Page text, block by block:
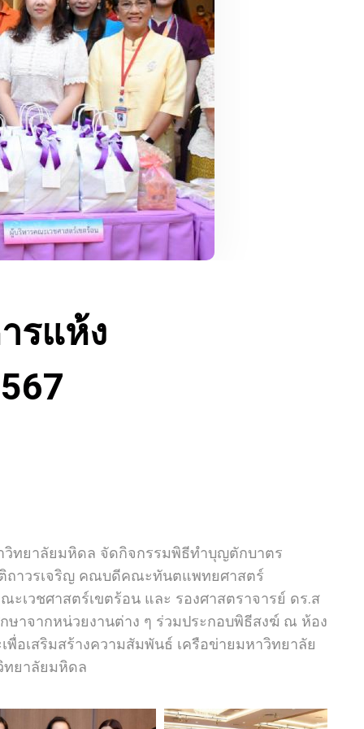
รแห้ง
ทยาลัยมหิดล จัดกิจกรรมพิธีทำบุญตักบาตร
ถาวรเจริญ คณบดีคณะทันตแพทยศาสตร์
วชศาสตร์เขตร้อน และ รองศาสตราจารย์ ดร.ส
จากหน่วยงานต่าง ๆ ร่วมประกอบพิธีสงฆ์ ณ ห้อง
อเสริมสร้างความสัมพันธ์ เครือข่ายมหาวิทยาลัย
ทยาลัยมหิดล